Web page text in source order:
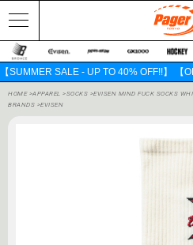
【SUMMER SALE - UP TO 40% OFF!!】
HOME >APPAREL >SOCKS >EVISEN MIND FUCK SOCKS
BRANDS >EVISEN